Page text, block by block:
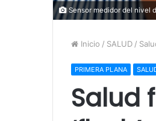
Sensor medidor del nivel
Inicio / SALUD /
PRIMERA PLANA
Salud